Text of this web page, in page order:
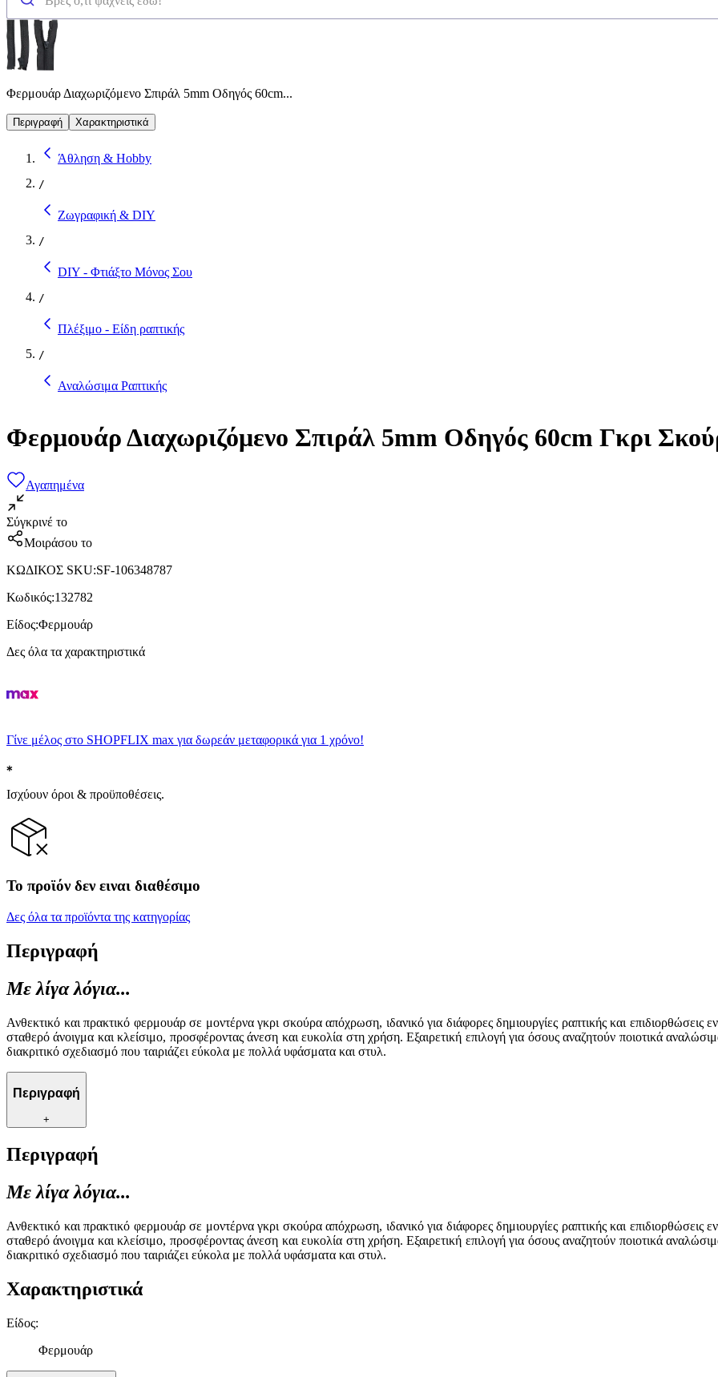
Φερμουάρ Διαχωριζόμενο Σπιράλ 5mm Οδηγός 60cm...
Περιγραφή Χαρακτηριστικά
Άθληση & Hobby
/
Ζωγραφική & DIY
/
DIY - Φτιάξτο Μόνος Σου
/
Πλέξιμο - Είδη ραπτικής
/
Αναλώσιμα Ραπτικής
Φερμουάρ Διαχωριζόμενο Σπιράλ 5mm Οδηγός 60cm Γκρι
Αγαπημένα
Σύγκρινέ το
Μοιράσου το
ΚΩΔΙΚΟΣ SKU:SF-106348787
Κωδικός:132782
Είδος:Φερμουάρ
Δες όλα τα χαρακτηριστικά
Γίνε μέλος στο SHOPFLIX max για δωρεάν μεταφορικά για 1 χρόνο!
Ισχύουν όροι & προϋποθέσεις.
Το προϊόν δεν ειναι διαθέσιμο
Δες όλα τα προϊόντα της κατηγορίας
Περιγραφή
Με λίγα λόγια...
Ανθεκτικό και πρακτικό φερμουάρ σε μοντέρνα γκρι σκούρα απόχρωση, ιδανικό για διάφορες δημιουργίες ραπτικής και
σταθερό άνοιγμα και κλείσιμο, προσφέροντας άνεση και ευκολία στη χρήση. Εξαιρετική επιλογή για όσους αναζητούν ποιοτικά
διακριτικό σχεδιασμό που ταιριάζει εύκολα με πολλά υφάσματα και στυλ.
Περιγραφή
+
Περιγραφή
Με λίγα λόγια...
Ανθεκτικό και πρακτικό φερμουάρ σε μοντέρνα γκρι σκούρα απόχρωση, ιδανικό για διάφορες δημιουργίες ραπτικής και
σταθερό άνοιγμα και κλείσιμο, προσφέροντας άνεση και ευκολία στη χρήση. Εξαιρετική επιλογή για όσους αναζητούν ποιοτικά
διακριτικό σχεδιασμό που ταιριάζει εύκολα με πολλά υφάσματα και στυλ.
Χαρακτηριστικά
Είδος:
Φερμουάρ